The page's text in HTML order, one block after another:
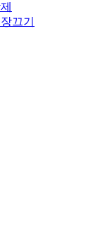
끄기